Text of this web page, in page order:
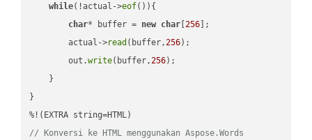
while(!actual->eof()){
char* buffer = new char [256 ];
        actual->
read (buffer,256);
        out.
write(buffer,256);
    }
}
// Konversi ke HTML menggunakan Aspose.Words